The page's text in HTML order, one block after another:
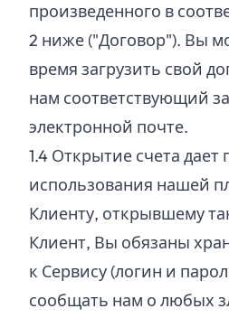
произведенного в
2 ниже ("Договор"). Вы
время загрузить свой
нам соответствующий
электронной почте.
1.4 Открытие счета дает
использования нашей
Клиенту, открывшему
Клиент, Вы обязаны
к Сервису (логин и
сообщать нам о любых